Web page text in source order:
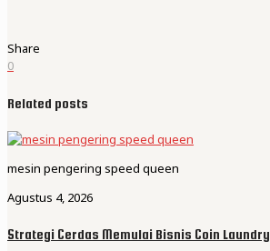
Share
0
Related posts
mesin pengering speed queen
Agustus 4, 2026
Strategi Cerdas Memulai Bisnis Coin Laundry